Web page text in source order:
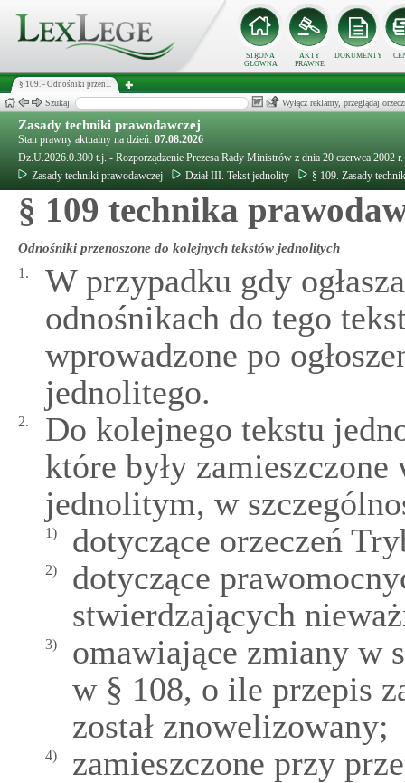
STRONA
GŁÓWNA
AKTY
PRAWNE
DOKUMENTY
§ 109. - Odnośniki przen...
Szukaj: Wyłącz reklamy, przeglądaj
Zasady techniki prawodawczej
Stan prawny aktualny na dzień: 07.08.2026
Dz.U.2026.0.300 t.j. - Rozporządzenie Prezesa Rady Ministrów z dnia 20 czerwca 2002
Zasady techniki prawodawczej
Dział III. Tekst jednolity § 109. Zasady
§ 109 technika
Odnośniki przenoszone do kolejnych tekstów jednolitych
1.
W przypadku gdy
odnośnikach do tego
wprowadzone po
jednolitego.
2.
Do kolejnego tekstu
które były
jednolitym, w
1) dotyczące orzeczeń
2)
dotyczące
stwierdzających
3)
omawiające zmiany w
w § 108, o ile przepis
został znowelizowany;
4) zamieszczone przy